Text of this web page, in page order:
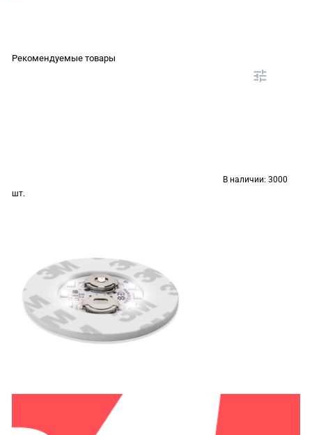
Рекомендуемые товары
В наличии: 3000
шт.